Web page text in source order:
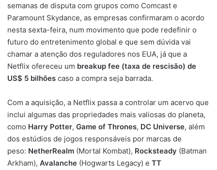
semanas de disputa com grupos como Comcast e
Paramount Skydance, as empresas confirmaram o acordo
nesta sexta-feira, num movimento que pode redefinir o
futuro do entretenimento global e que sem dúvida vai
chamar a atenção dos reguladores nos EUA, já que a
Netflix ofereceu um breakup fee (taxa de rescisão) de
US$ 5 bilhões caso a compra seja barrada.
Com a aquisição, a Netflix passa a controlar um acervo que
inclui algumas das propriedades mais valiosas do planeta,
como Harry Potter, Game of Thrones, DC Universe, além
dos estúdios de jogos responsáveis por marcas de
peso: NetherRealm (Mortal Kombat), Rocksteady (Batman
Arkham), Avalanche (Hogwarts Legacy) e TT